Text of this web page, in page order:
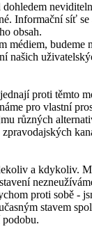
Informační síť se
obsah.
médiem, budeme
našich
proti těmto
pro vlastní
různých
a kdykoliv.
proti sobě -
stavem
podobu.